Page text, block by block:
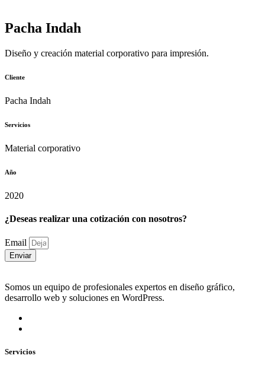
Pacha Indah
Diseño y creación material corporativo para impresión.
Cliente
Pacha Indah
Servicios
Material corporativo
Año
2020
¿Deseas realizar una cotización con nosotros?
Email
Enviar
Somos un equipo de profesionales expertos en diseño gráfico,
desarrollo web y soluciones en WordPress.
Servicios